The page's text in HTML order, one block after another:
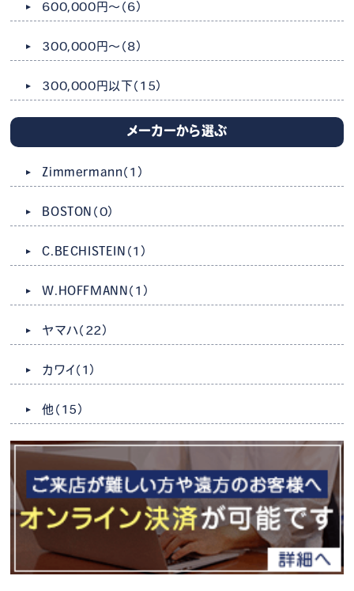
600,000円～ （6）
300,000円～ （8）
300,000円以下 （15）
メーカーから選ぶ
Zimmermann（1）
BOSTON （0）
C.BECHISTEIN （1）
W.HOFFMANN （1）
ヤマハ（22）
カワイ （1）
他 （15）